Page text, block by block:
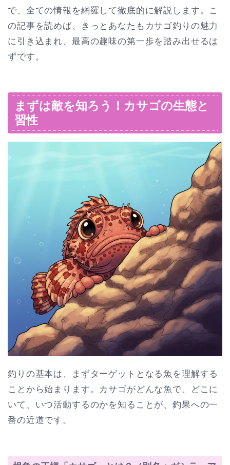
で、全ての情報を網羅して徹底的に解説します。こ
の記事を読めば、きっとあなたもカサゴ釣りの魅力
に引き込まれ、最高の趣味の第一歩を踏み出せるは
ずです。
まずは敵を知ろう！カサゴの生態と
習性
釣りの基本は、まずターゲットとなる魚を理解する
ことから始まります。カサゴがどんな魚で、どこに
いて、いつ活動するのかを知ることが、釣果への一
番の近道です。